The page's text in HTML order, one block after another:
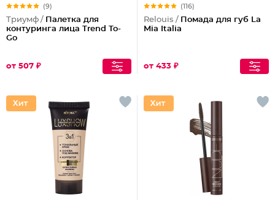
(9)
Триумф / Палетка для
контуринга лица Trend To-
Go
от 507 ₽
(116)
Relouis / Помада для губ La
Mia Italia
от 433 ₽